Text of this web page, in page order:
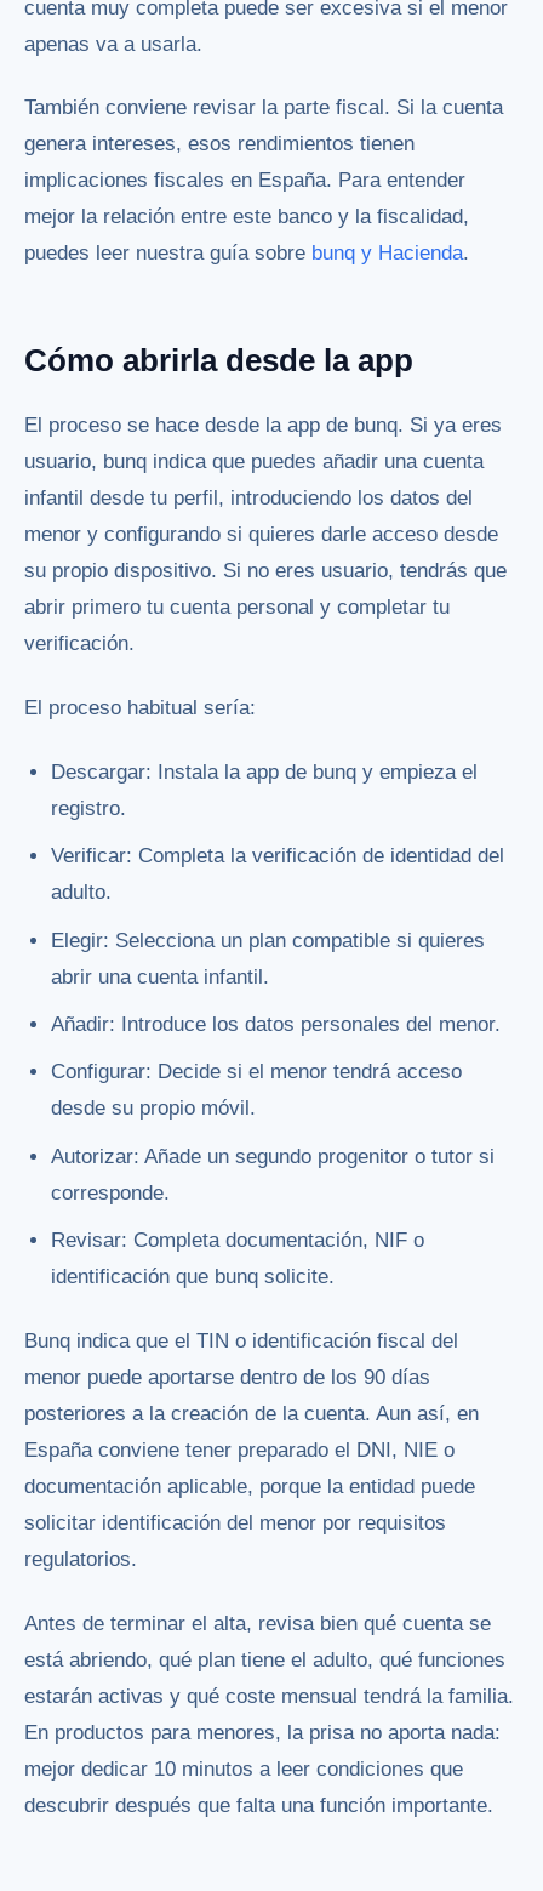
cuenta muy completa puede ser excesiva si el menor
apenas va a usarla.
También conviene revisar la parte fiscal. Si la cuenta
genera intereses, esos rendimientos tienen
implicaciones fiscales en España. Para entender
mejor la relación entre este banco y la fiscalidad,
puedes leer nuestra guía sobre bunq y Hacienda.
Cómo abrirla desde la app
El proceso se hace desde la app de bunq. Si ya eres
usuario, bunq indica que puedes añadir una cuenta
infantil desde tu perfil, introduciendo los datos del
menor y configurando si quieres darle acceso desde
su propio dispositivo. Si no eres usuario, tendrás que
abrir primero tu cuenta personal y completar tu
verificación.
El proceso habitual sería:
Descargar: Instala la app de bunq y empieza el
registro.
Verificar: Completa la verificación de identidad del
adulto.
Elegir: Selecciona un plan compatible si quieres
abrir una cuenta infantil.
Añadir: Introduce los datos personales del menor.
Configurar: Decide si el menor tendrá acceso
desde su propio móvil.
Autorizar: Añade un segundo progenitor o tutor si
corresponde.
Revisar: Completa documentación, NIF o
identificación que bunq solicite.
Bunq indica que el TIN o identificación fiscal del
menor puede aportarse dentro de los 90 días
posteriores a la creación de la cuenta. Aun así, en
España conviene tener preparado el DNI, NIE o
documentación aplicable, porque la entidad puede
solicitar identificación del menor por requisitos
regulatorios.
Antes de terminar el alta, revisa bien qué cuenta se
está abriendo, qué plan tiene el adulto, qué funciones
estarán activas y qué coste mensual tendrá la familia.
En productos para menores, la prisa no aporta nada:
mejor dedicar 10 minutos a leer condiciones que
descubrir después que falta una función importante.